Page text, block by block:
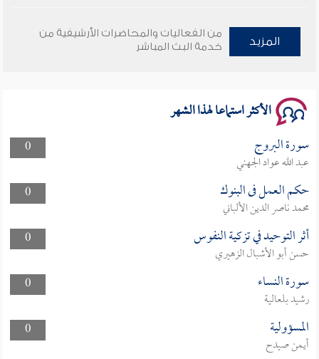
سلسلة محاضرات نفحات رمضانية 1444هـ
المزيد
من الفعاليات والمحاضرات الأرشيفية من
خدمة البث المباشر
الأكثر استماعا لهذا الشهر
0 سورة البروج
عبد الله عواد الجهني
0
حكم العمل فى البنوك
محمد ناصر الدين الألباني
0
أثر التوحيد في تزكية النفوس
حسن أبو الأشبال الزهيري
0
سورة النساء
رشيد بلعالية
0
المسؤولية
أيمن صيدح